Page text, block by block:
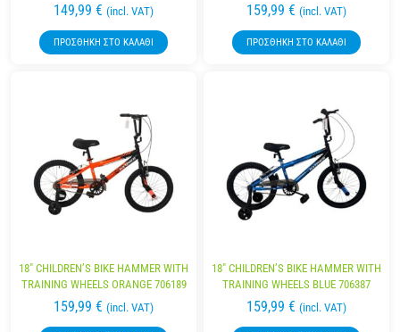
149,99 € (incl. VAT)
ΠΡΟΣΘΉΚΗ ΣΤΟ ΚΑΛΆΘΙ
159,99 € (incl. VAT)
ΠΡΟΣΘΉΚΗ ΣΤΟ ΚΑΛΆΘΙ
18″ CHILDREN’S BIKE HAMMER WITH
TRAINING WHEELS ORANGE 706189
159,99 € (incl. VAT)
18″ CHILDREN’S BIKE HAMMER WITH
TRAINING WHEELS BLUE 706387
159,99 € (incl. VAT)